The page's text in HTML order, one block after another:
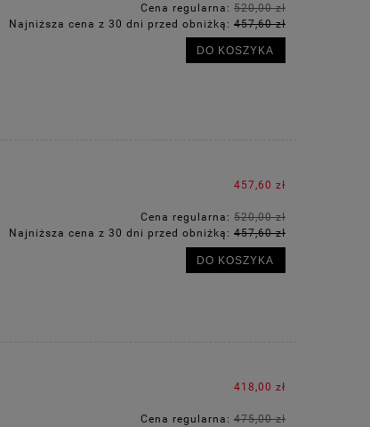
Cena regularna: 520,00 zł
Najniższa cena z 30 dni przed obniżką: 457,60 zł
DO KOSZYKA
457,60 zł
Cena regularna: 520,00 zł
Najniższa cena z 30 dni przed obniżką: 457,60 zł
DO KOSZYKA
418,00 zł
Cena regularna: 475,00 zł